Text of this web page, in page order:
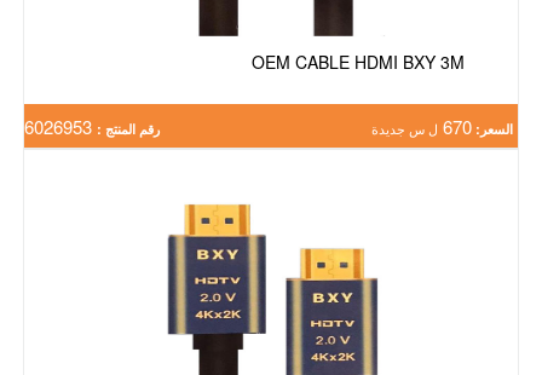
OEM CABLE HDMI BXY 3M
السعر: 670 ل س جديدة رقم المنتج :